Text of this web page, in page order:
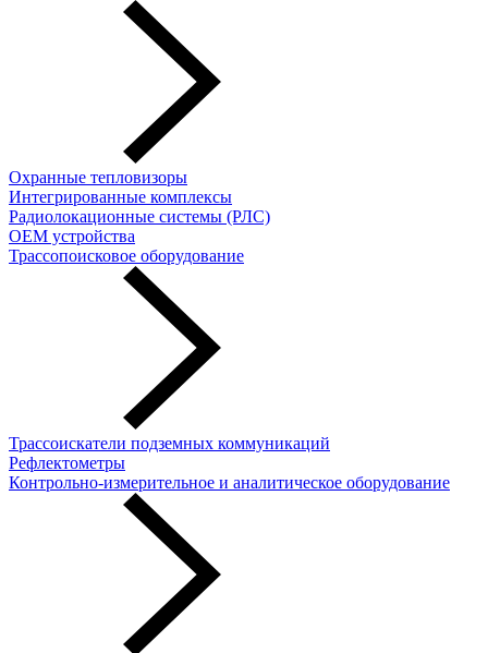
Охранные тепловизоры
Интегрированные комплексы
Радиолокационные системы (РЛС)
OEM устройства
Трассопоисковое оборудование
Трассоискатели подземных коммуникаций
Рефлектометры
Контрольно-измерительное и аналитическое оборудование